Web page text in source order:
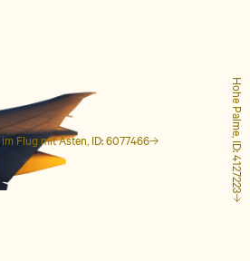
Flug mit Ästen, ID: 6077466 Hohe Palme, ID: 4127223